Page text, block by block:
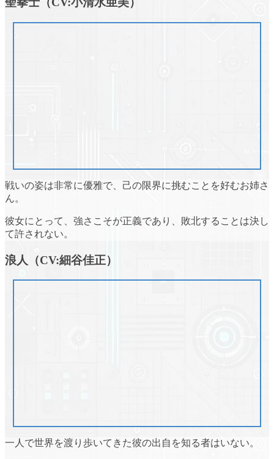
戦いの姿は非常に優雅で、己の限界に挑むことを好むお姉さ
ん。
彼女にとって、強さこそが正義であり、敗北することは決し
て許されない。
浪人（CV:細谷佳正）
一人で世界を渡り歩いてきた彼の出自を知る者はいない。